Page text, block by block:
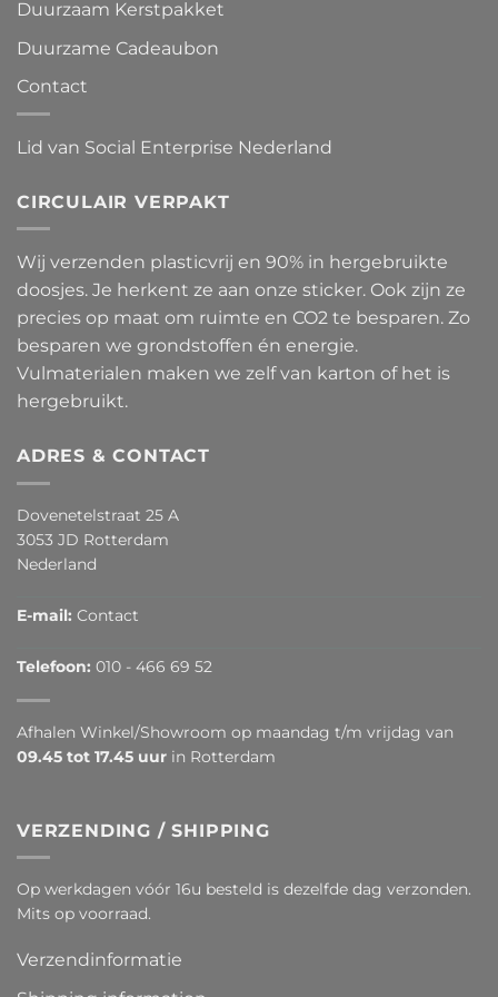
Duurzaam Kerstpakket
Duurzame Cadeaubon
Contact
Lid van Social Enterprise Nederland
CIRCULAIR VERPAKT
Wij verzenden plasticvrij en 90% in hergebruikte
doosjes. Je herkent ze aan onze sticker. Ook zijn ze
precies op maat om ruimte en CO2 te besparen. Zo
besparen we grondstoffen én energie.
Vulmaterialen maken we zelf van karton of het is
hergebruikt.
ADRES & CONTACT
Dovenetelstraat 25 A
3053 JD Rotterdam
Nederland
E-mail: Contact
Telefoon: 010 - 466 69 52
Afhalen Winkel/Showroom op maandag t/m vrijdag van
09.45 tot 17.45 uur in Rotterdam
VERZENDING / SHIPPING
Op werkdagen vóór 16u besteld is dezelfde dag verzonden.
Mits op voorraad.
Verzendinformatie